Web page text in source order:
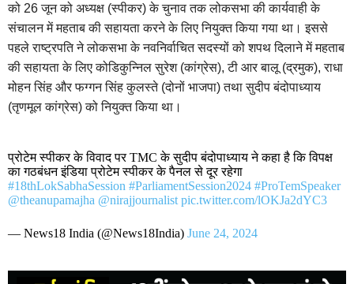
को 26 जून को अध्यक्ष (स्पीकर) के चुनाव तक लोकसभा की कार्यवाही के
संचालन में महताब की सहायता करने के लिए नियुक्त किया गया था। इससे
पहले राष्ट्रपति ने लोकसभा के नवनिर्वाचित सदस्यों को शपथ दिलाने में महताब
की सहायता के लिए कोडिकुन्निल सुरेश (कांग्रेस), टी आर बालू (द्रमुक), राधा
मोहन सिंह और फग्गन सिंह कुलस्ते (दोनों भाजपा) तथा सुदीप बंदोपाध्याय
(तृणमूल कांग्रेस) को नियुक्त किया था।
प्रोटेम स्पीकर के विवाद पर TMC के सुदीप बंदोपाध्याय ने कहा है कि विपक्ष
का गठबंधन इंडिया प्रोटेम स्पीकर के पैनल से दूर रहेगा
#18thLokSabhaSession #ParliamentSession2024 #ProTemSpeaker
@theanupamajha @nirajjournalist pic.twitter.com/lOKJa2dYC3
— News18 India (@News18India) June 24, 2024